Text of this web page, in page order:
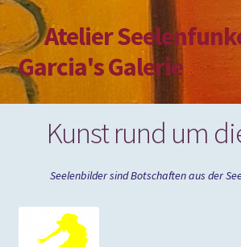
Zur
Navigation
springen
Zum
Inhalt
springen
Atelier
Garcia's Galerie
Mein Konto
Passwort vergessen
Kunst rund um
Seelenbilder sind Botschaften aus der